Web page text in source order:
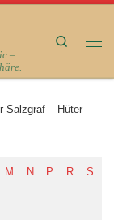
–
Search
Salzgraf – Hüter
M N P R S